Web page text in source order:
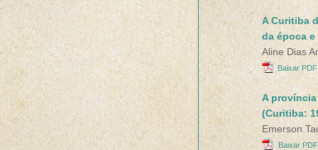
A Curitiba
da época
Aline Dias
Baixar
A
(Curitiba:
Emerson
Baixar